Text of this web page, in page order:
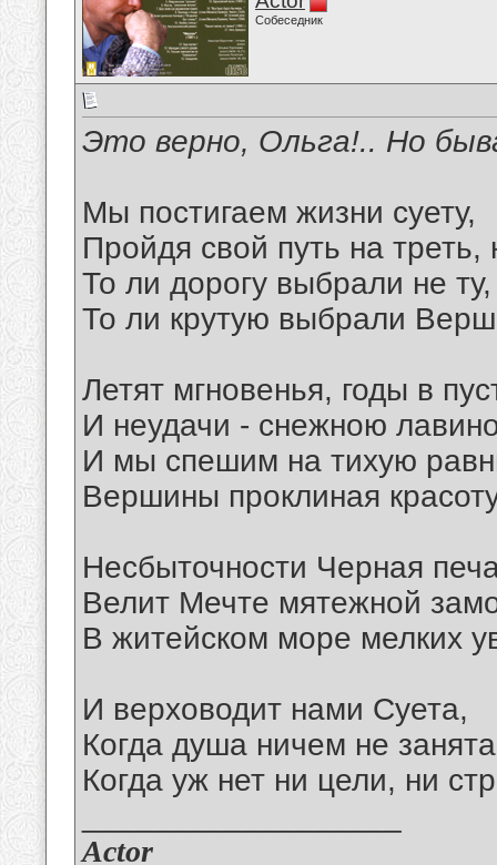
Собеседник
Это верно, Ольга!.. Но
Мы постигаем жизни суету,
Пройдя свой путь на треть,
То ли дорогу выбрали не ту,
То ли крутую выбрали
Летят мгновенья, годы в
И неудачи - снежною
И мы спешим на тихую
Вершины проклиная
Несбыточности Черная
Велит Мечте мятежной
В житейском море мелких
И верховодит нами Суета,
Когда душа ничем не
Когда уж нет ни цели, ни
Actor